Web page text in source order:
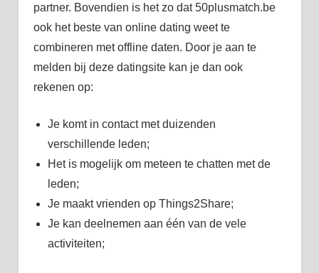
partner. Bovendien is het zo dat 50plusmatch.be
ook het beste van online dating weet te
combineren met offline daten. Door je aan te
melden bij deze datingsite kan je dan ook
rekenen op:
Je komt in contact met duizenden
verschillende leden;
Het is mogelijk om meteen te chatten met de
leden;
Je maakt vrienden op Things2Share;
Je kan deelnemen aan één van de vele
activiteiten;